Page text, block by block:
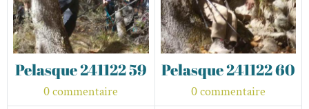
Pelasque 241122 59
0 commentaire
Pelasque 241122 60
0 commentaire